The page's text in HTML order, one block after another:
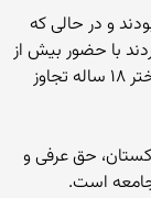
بودند و در حالی که
با حضور بیش از
یک هزار نفر از مردم شهر و جلوی دیدگان پدر به دختر ۱۸ ساله تجاوز
حق عرفی و
است.